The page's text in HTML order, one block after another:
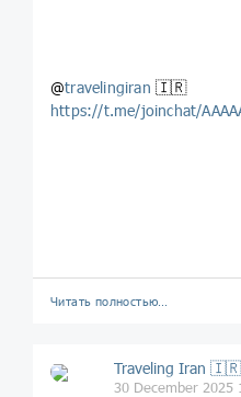
@travelingiran 🇮🇷
https://t.me/joinchat/
Читать полностью…
Traveling Iran 🇮🇷
30 December 2025